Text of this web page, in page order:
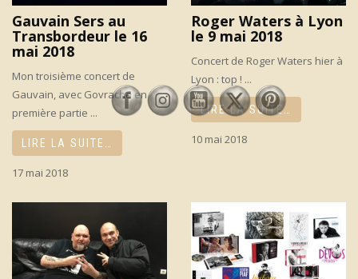
Gauvain Sers au
Transbordeur le 16
mai 2018
Mon troisième concert de
Gauvain, avec Govrache en
première partie ...
LIRE LA SUITE…
17 mai 2018
Roger Waters à Lyon
le 9 mai 2018
Concert de Roger Waters hier à
Lyon : top ! ...
LIRE LA SUITE…
10 mai 2018